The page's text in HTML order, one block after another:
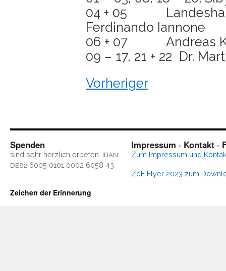
04 + 05
Fer­di­nan­do Ian­no­ne
06 + 07 Andre­as
09 – 17, 21 + 22 Dr.
Vor­he­ri­ger
Spenden
sind sehr herz­lich erbe­ten. IBAN:
DE82 6005 0101 0002 6058 43
Impressum · Kontakt ·
Zum Impres­sum und
ZdE Fly­er 2023 zum
Zeichen der Erinnerung